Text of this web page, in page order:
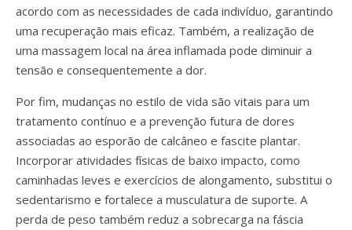
acordo com as necessidades de cada indivíduo, garantindo
uma recuperação mais eficaz. Também, a realização de
uma massagem local na área inflamada pode diminuir a
tensão e consequentemente a dor.
Por fim, mudanças no estilo de vida são vitais para um
tratamento contínuo e a prevenção futura de dores
associadas ao esporão de calcâneo e fascite plantar.
Incorporar atividades físicas de baixo impacto, como
caminhadas leves e exercícios de alongamento, substitui o
sedentarismo e fortalece a musculatura de suporte. A
perda de peso também reduz a sobrecarga na fáscia